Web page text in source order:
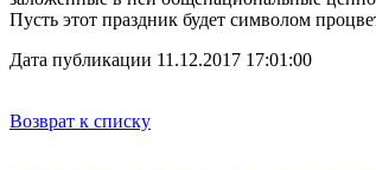
Пусть этот праздник будет символом
Дата публикации 11.12.2017 17:01:00
Возврат к списку